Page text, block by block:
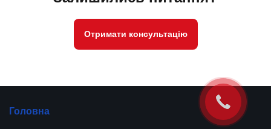
Отримати консультацію
Головна